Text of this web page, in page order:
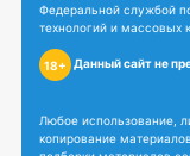
Федеральной службой
технологий и массовых
18+ Данный сайт не
Любое использование,
копирование